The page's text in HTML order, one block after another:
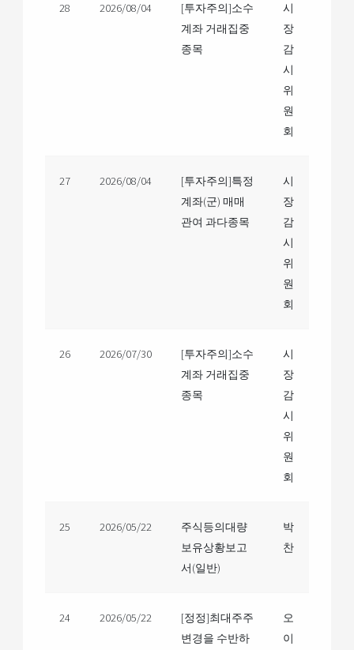
28 2026/08/04
[투자주의]소수
계좌 거래집중
종목
시
장
감
시
위
원
회
27 2026/08/04
[투자주의]특정
계좌(군) 매매
관여 과다종목
시
장
감
시
위
원
회
26 2026/07/30
[투자주의]소수
계좌 거래집중
종목
시
장
감
시
위
원
회
25 2026/05/22
주식등의대량
보유상황보고
서(일반)
박
찬
24 2026/05/22
[정정]최대주주
변경을 수반하
오
이